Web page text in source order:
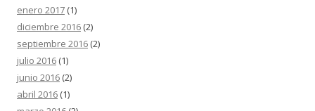
enero 2017 (1)
diciembre 2016 (2)
septiembre 2016 (2)
julio 2016 (1)
junio 2016 (2)
abril 2016 (1)